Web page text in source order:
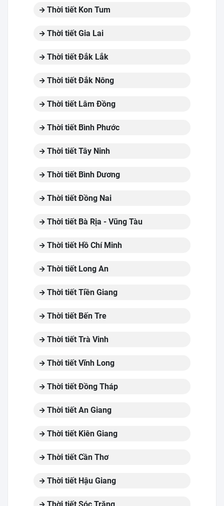
Thời tiết Kon Tum
Thời tiết Gia Lai
Thời tiết Đắk Lắk
Thời tiết Đắk Nông
Thời tiết Lâm Đồng
Thời tiết Bình Phước
Thời tiết Tây Ninh
Thời tiết Bình Dương
Thời tiết Đồng Nai
Thời tiết Bà Rịa - Vũng Tàu
Thời tiết Hồ Chí Minh
Thời tiết Long An
Thời tiết Tiền Giang
Thời tiết Bến Tre
Thời tiết Trà Vinh
Thời tiết Vĩnh Long
Thời tiết Đồng Tháp
Thời tiết An Giang
Thời tiết Kiên Giang
Thời tiết Cần Thơ
Thời tiết Hậu Giang